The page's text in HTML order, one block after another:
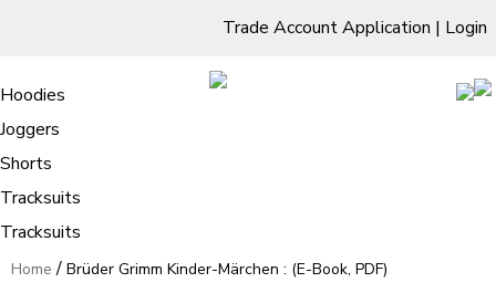
Trade Account Application | Login
Living Room
Sofas & Chairs
Cornar Sofas
Sofas
TV Units & Stands
Bedroom
Chest of Drawers
3 Drawer Chest
4 Drawer Chest
5 Drawer Chest
6 Drawer Chest
Dressing Tables Stools
Dressing Tables
Dressing Stools
Wholesale Mattresses
Mirrors
Free Standing Mirrors
Dining Room
Clothing
Hoodies
Joggers
Shorts
Tracksuits
Tracksuits
Brüder Grimm Kinder-Märchen : (E-
Book, PDF)
Home / Brüder Grimm Kinder-Märchen : (E-Book, PDF)